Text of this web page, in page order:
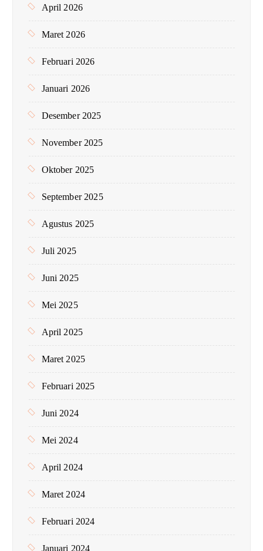
April 2026
Maret 2026
Februari 2026
Januari 2026
Desember 2025
November 2025
Oktober 2025
September 2025
Agustus 2025
Juli 2025
Juni 2025
Mei 2025
April 2025
Maret 2025
Februari 2025
Juni 2024
Mei 2024
April 2024
Maret 2024
Februari 2024
Januari 2024